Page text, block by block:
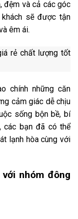
đệm và cả các góc
sẽ được tận
êm ái.
chính những căn
cảm giác dễ chịu
sống bộn bề, bí
các bạn đã có thể
lạnh hòa cùng với
nhóm đông